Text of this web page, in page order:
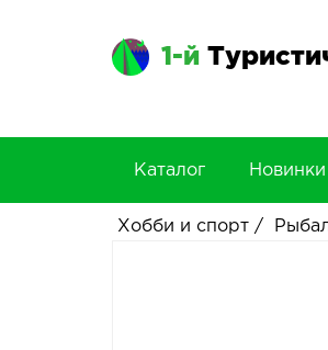
1-й
Каталог
Хобби и спорт /